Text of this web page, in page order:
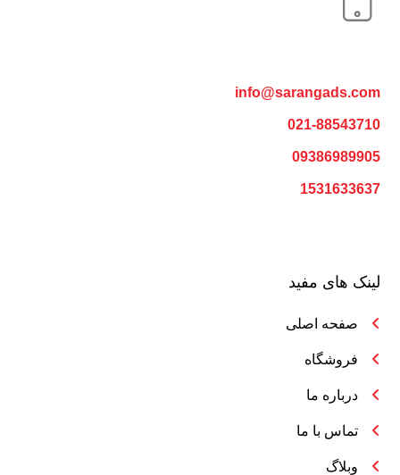
info@sarangads.com
021-88543710
09386989905
1531633637
لینک های مفید
صفحه اصلی
فروشگاه
درباره ما
تماس با ما
وبلاگ